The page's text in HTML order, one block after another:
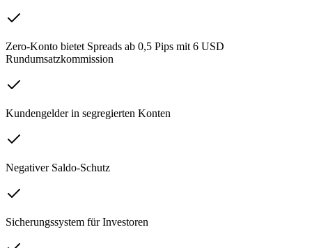
Zero-Konto bietet Spreads ab 0,5 Pips mit 6 USD
Rundumsatzkommission
Kundengelder in segregierten Konten
Negativer Saldo-Schutz
Sicherungssystem für Investoren